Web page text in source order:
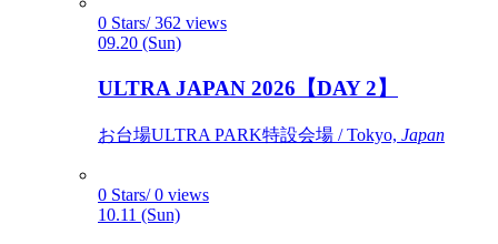
0 Stars/ 362 views
09.20 (Sun)
ULTRA JAPAN 2026【DAY 2】
お台場ULTRA PARK特設会場 / Tokyo, Japan
0 Stars/ 0 views
10.11 (Sun)